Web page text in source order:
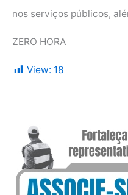
nos serviços públicos,
ZERO HORA
View: 18